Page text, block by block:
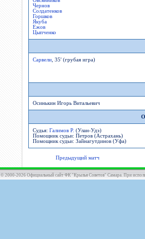
Чернов
Солдатенков
Горшков
Якуба
Ежов
Цыпченко
Сарвели , 35' (грубая игра)
Осинькин Игорь Витальевич
Судья: Галимов Р. (Улан-Удэ)
Помощник судьи: Петров (Астрахань)
Помощник судьи: Зайнагутдинов (Уфа)
Предыдущий матч
© 2000-2026 Официальный сайт ФК "Крылья Советов" Самара. При